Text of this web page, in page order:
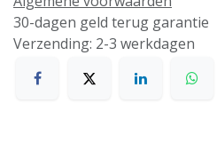
30-dagen geld terug garantie
Verzending: 2-3 werkdagen